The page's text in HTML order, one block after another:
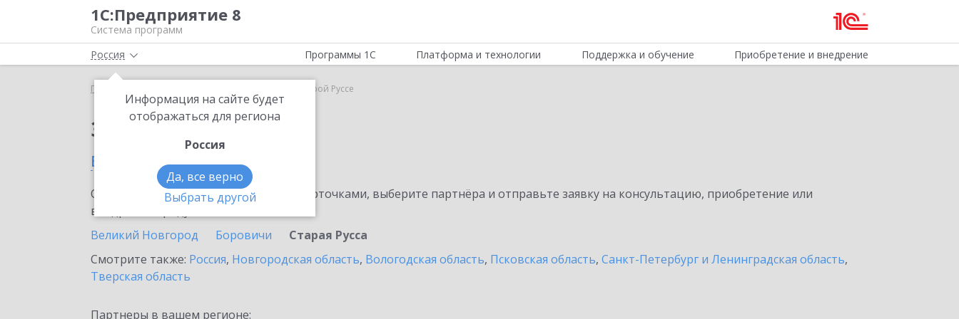
1С:Предприятие 8
Система программ
Россия
Информация на сайте будет
отображаться для региона
Россия
Да, все верно
Выбрать другой
Программы 1С Платформа и технологии Поддержка и обучение Приобретение и внедрение
Главная 1С-ЭПД в Старой Руссе
Заказать 1С-ЭПД
в Старой Руссе
Ознакомьтесь с информационными карточками, выберите партнёра и отправьте заявку на консультацию, приобретение или
внедрение продукта.
Великий Новгород
Боровичи
Старая Русса
Смотрите также: Россия, Новгородская область, Вологодская область, Псковская область, Санкт-Петербург и Ленинградская область,
Тверская область
Партнеры в вашем регионе: